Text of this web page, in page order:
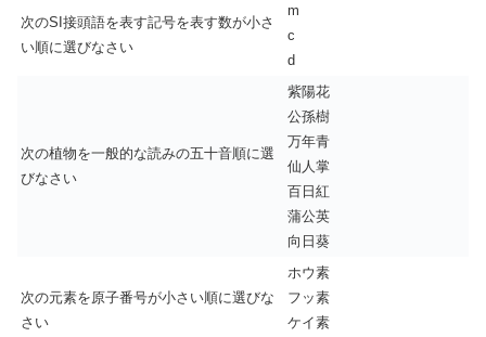
次のSI接頭語を表す記号を表す数が小さ
い順に選びなさい
m
c
d
次の植物を一般的な読みの五十音順に選
びなさい
紫陽花
公孫樹
万年青
仙人掌
百日紅
蒲公英
向日葵
次の元素を原子番号が小さい順に選びな
さい
ホウ素
フッ素
ケイ素